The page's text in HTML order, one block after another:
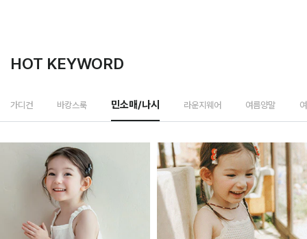
HOT KEYWORD
가디건 바캉스룩 민소매/나시 라운지웨어 여름양말